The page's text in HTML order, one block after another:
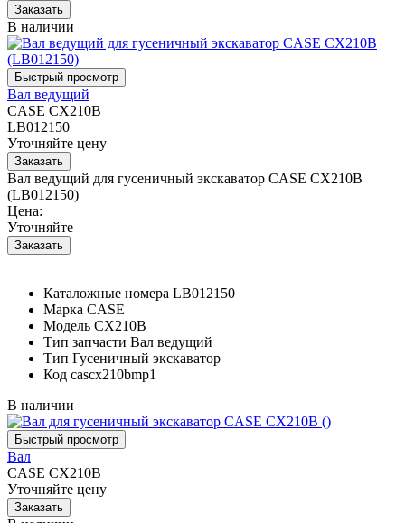
В наличии
Вал ведущий
CASE CX210B
LB012150
Уточняйте цену
Вал ведущий для гусеничный экскаватор CASE CX210B
(LB012150)
Цена:
Уточняйте
Каталожные номера LB012150
Марка CASE
Модель CX210B
Тип запчасти Вал ведущий
Тип Гусеничный экскаватор
Код cascx210bmp1
В наличии
Вал
CASE CX210B
Уточняйте цену